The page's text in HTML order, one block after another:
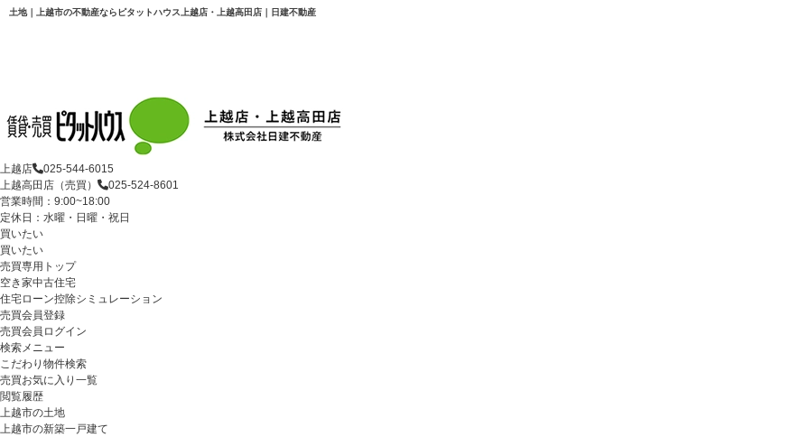
土地｜上越市の不動産ならピタットハウス上越店・上越高田店｜日建不動産
上越店
025-544-6015
上越高田店（売買）
025-524-8601
営業時間：9:00~18:00
定休日：水曜・日曜・祝日
買いたい
買いたい
売買専用トップ
空き家中古住宅
住宅ローン控除シミュレーション
売買会員登録
売買会員ログイン
検索メニュー
こだわり物件検索
売買お気に入り一覧
閲覧履歴
上越市の土地
上越市の新築一戸建て